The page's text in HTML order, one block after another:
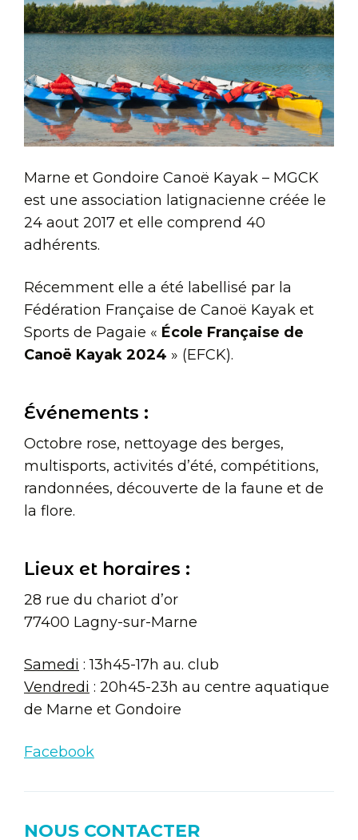
Marne et Gondoire Canoë Kayak – MGCK
est une association latignacienne créée le
24 aout 2017 et elle comprend 40
adhérents.
Récemment elle a été labellisé par la
Fédération Française de Canoë Kayak et
Sports de Pagaie « École Française de
Canoë Kayak 2024 » (EFCK).
Événements :
Octobre rose, nettoyage des berges,
multisports, activités d’été, compétitions,
randonnées, découverte de la faune et de
la flore.
Lieux et horaires :
28 rue du chariot d’or
77400 Lagny-sur-Marne
Samedi : 13h45-17h au. club
Vendredi : 20h45-23h au centre aquatique
de Marne et Gondoire
Facebook
NOUS CONTACTER